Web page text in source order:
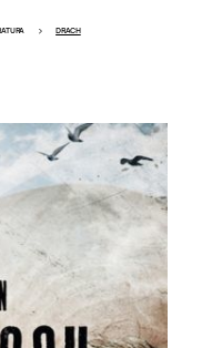
DRACH